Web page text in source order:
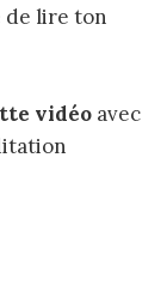
de lire ton
vidéo avec